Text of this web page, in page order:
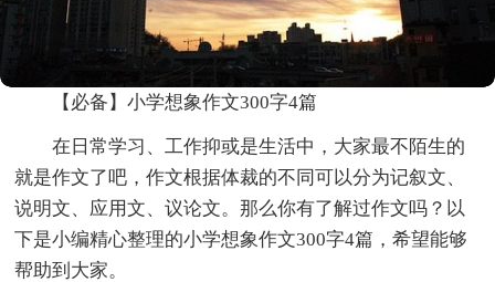
【必备】小学想象作文300字4篇
在日常学习、工作抑或是生活中，大家最不陌生的
就是作文了吧，作文根据体裁的不同可以分为记叙文、
说明文、应用文、议论文。那么你有了解过作文吗？以
下是小编精心整理的小学想象作文300字4篇，希望能够
帮助到大家。